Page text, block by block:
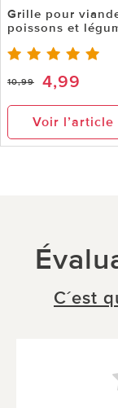
Grille pour
poissons et
10,99 4,99
Voir l’article
C´est